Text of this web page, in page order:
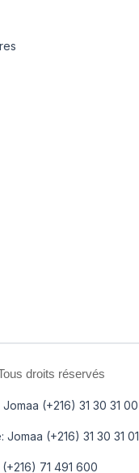
droits réservés
(+216) 31 30 31 00
(+216) 31 30 31 01
71 491 600